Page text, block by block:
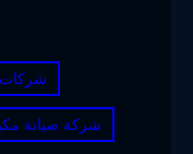
شركات
شركة صيانة